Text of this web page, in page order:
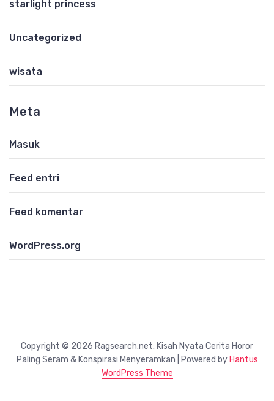
starlight princess
Uncategorized
wisata
Meta
Masuk
Feed entri
Feed komentar
WordPress.org
Copyright © 2026 Ragsearch.net: Kisah Nyata Cerita Horor
Paling Seram & Konspirasi Menyeramkan | Powered by Hantus
WordPress Theme